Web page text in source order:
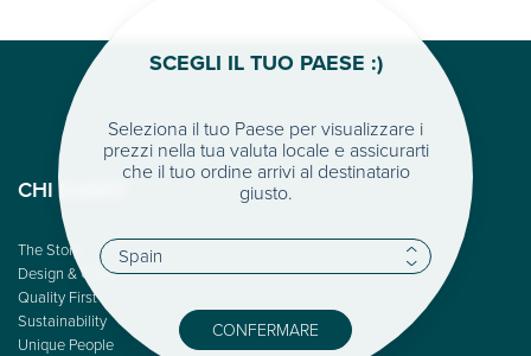
CHI SIAMO
The Story
Design & Color
Quality First
Sustainability
Unique People
SCEGLI IL TUO PAESE :)
Seleziona il tuo Paese per visualizzare i
prezzi nella tua valuta locale e assicurarti
che il tuo ordine arrivi al destinatario
giusto.
CONFERMARE